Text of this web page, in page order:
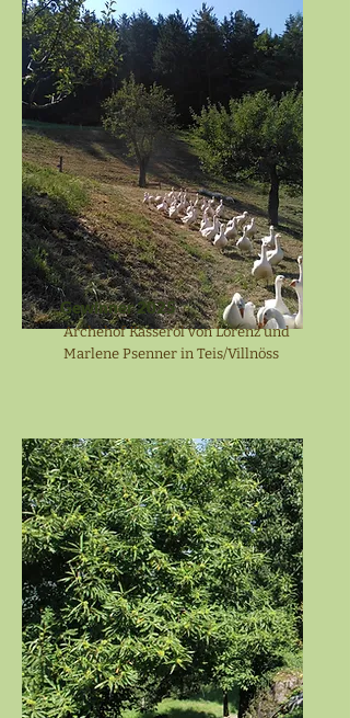
Gewinner 2025
Archehof Kasserol von Lorenz und
Marlene Psenner in Teis/Villnöss